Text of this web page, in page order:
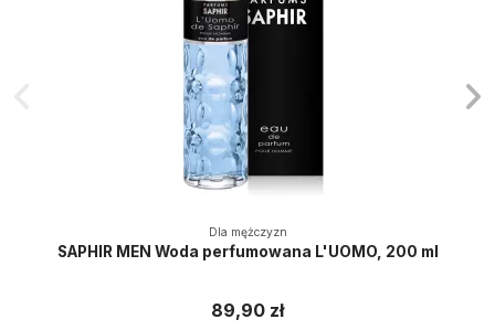
Dla mężczyzn
SAPHIR MEN Woda perfumowana L'UOMO, 200 ml
89,90 zł